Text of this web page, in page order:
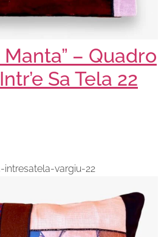
Manta” – Quadro
Sa Tela 22
vargiu-22